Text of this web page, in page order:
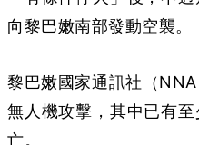
向黎巴嫩南部發動空襲。
黎巴嫩國家通訊社（
無人機攻擊，其中已有
亡。